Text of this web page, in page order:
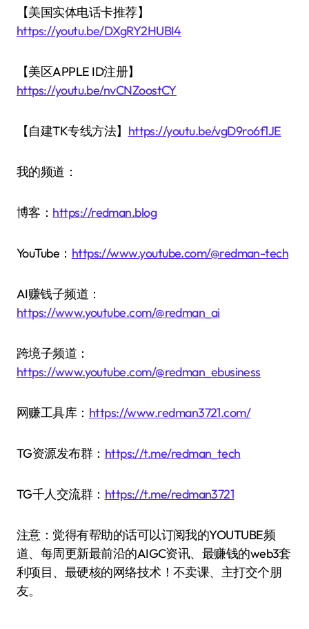
【美国实体电话卡推荐】
https://youtu.be/DXgRY2HUBI4
【美区APPLE ID注册】
https://youtu.be/nvCNZoostCY
【自建TK专线方法】 https://youtu.be/vgD9ro6f1JE
我的频道：
博客： https://redman.blog
YouTube： https://www.youtube.com/@redman-tech
AI赚钱子频道：
https://www.youtube.com/@redman_ai
跨境子频道：
https://www.youtube.com/@redman_ebusiness
网赚工具库： https://www.redman3721.com/
TG资源发布群： https://t.me/redman_tech
TG千人交流群： https://t.me/redman3721
注意：觉得有帮助的话可以订阅我的YOUTUBE频
道、每周更新最前沿的AIGC资讯、最赚钱的web3套
利项目、最硬核的网络技术！不卖课、主打交个朋
友。